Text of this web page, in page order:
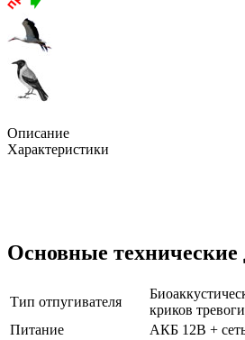
Описание
Характеристики
Основные технические
Тип отпугивателя
криков
Питание
АКБ 12В +